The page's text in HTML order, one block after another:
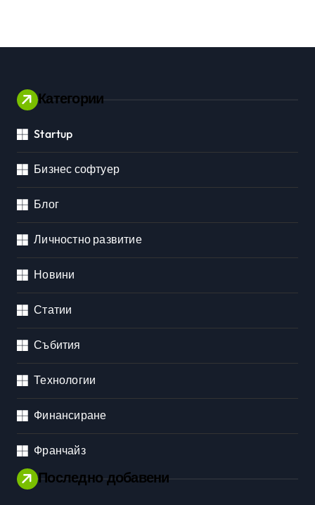
Категории
Startup
Бизнес софтуер
Блог
Личностно развитие
Новини
Статии
Събития
Технологии
Финансиране
Франчайз
Последно добавени